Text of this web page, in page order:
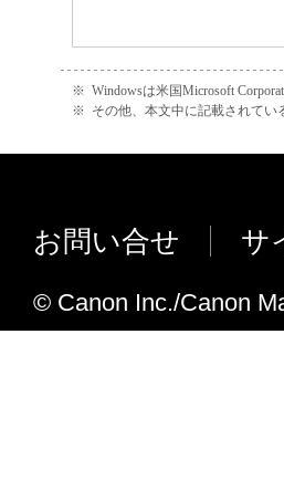
たは逆アセンブル等
このような行為を
２．所有権
「本ソフトウエア」
※ Windowsは米国Microsoft
※ その他、本文中に記載されて
お問い合せ サ
© Canon Inc./Canon